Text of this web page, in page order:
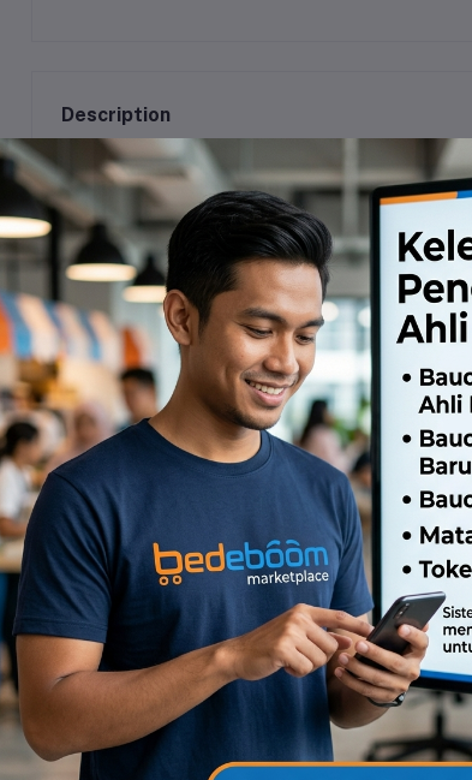
Description
ROTI CANAI BUMIPUTRA MIDA ECER -
Dibuat dengan penuh kasih sayang dari
lembut yang pasti membuat anda kembali
Setiap pek mengandungi 5 keping roti canai
CATATAN PENTING
Sila simpan roti dalam peti sejuk beku
kesegaran!
➡️Roti petak kami boleh dibuka lipatan dan
panas sederhana. Pengalaman rasanya pasti
Jangan lupa, kami juga menyediakan pek
Beralihlah kepada Roti Canai Bumiputra